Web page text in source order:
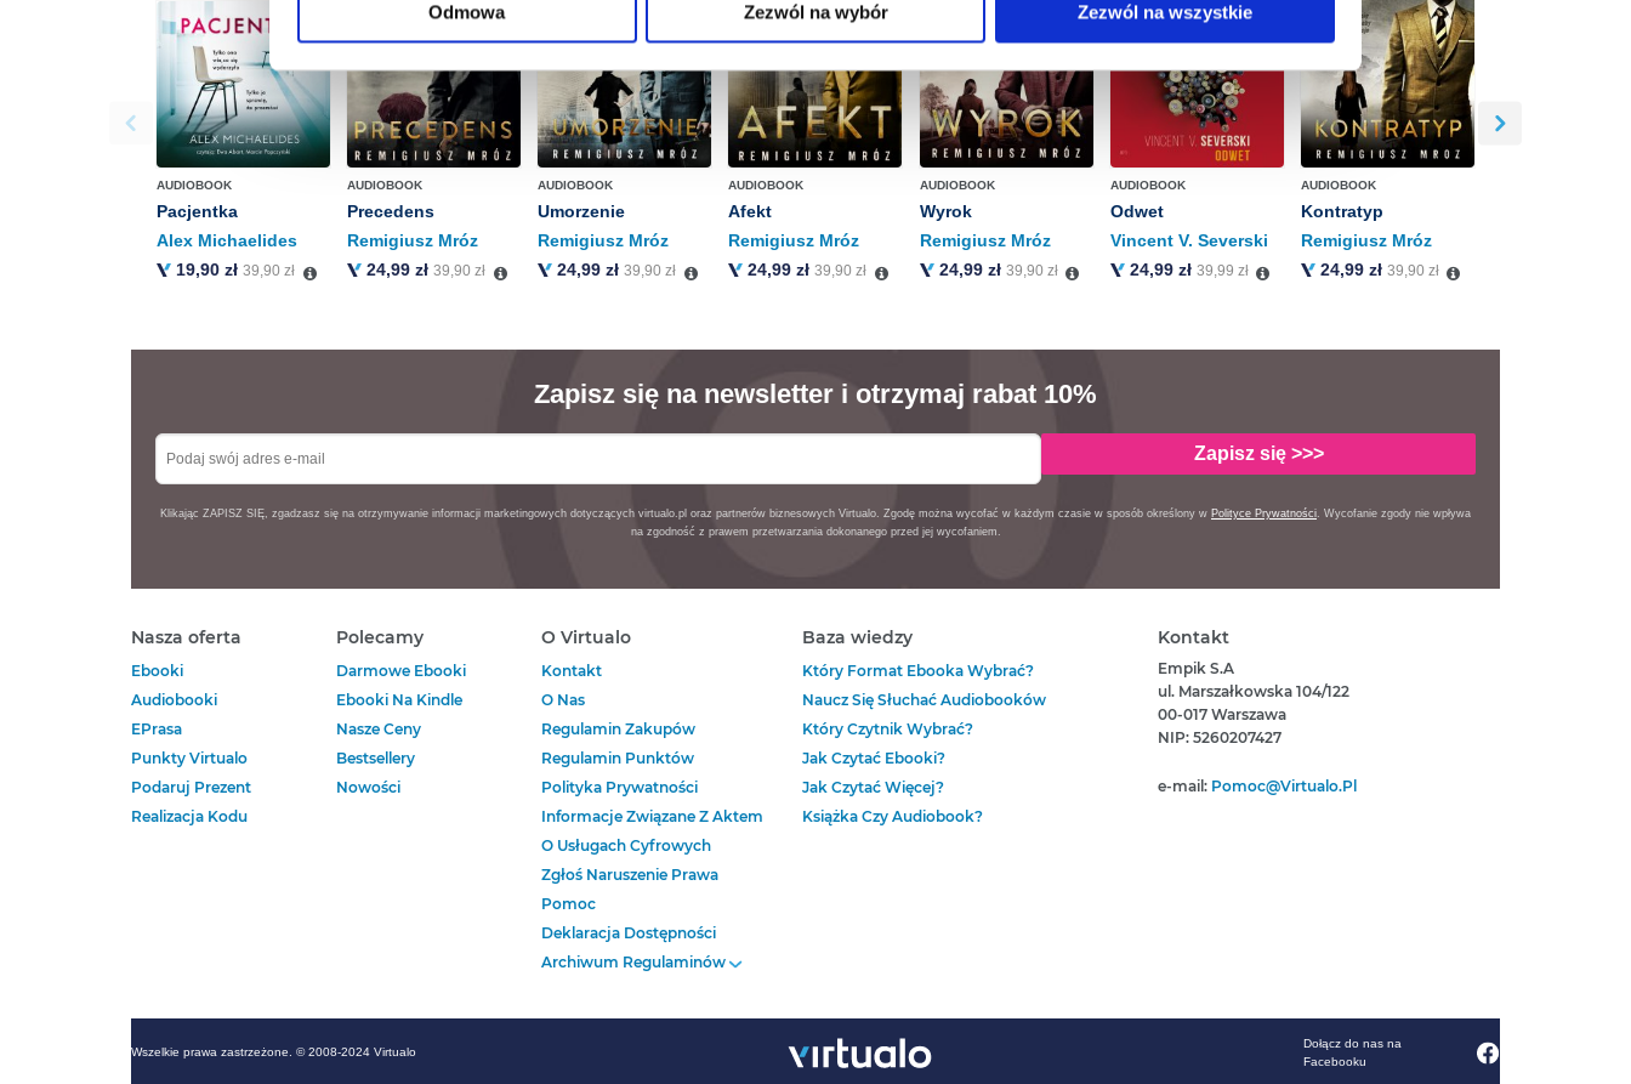
o przysługujących Ci uprawnieniach, znajdziesz w naszejPolityce prywatności
Odmowa Zezwól na wybór Zezwól na wszystkie
AUDIOBOOK
Pacjentka
Alex Michaelides
19,90 zł 39,90 zł
AUDIOBOOK
Precedens
Remigiusz Mróz
24,99 zł39,90 zł
AUDIOBOOK
Umorzenie
Remigiusz Mróz
24,99 zł39,90 zł
AUDIOBOOK
Afekt
Remigiusz Mróz
24,99 zł39,90 zł
AUDIOBOOK
Wyrok
Remigiusz Mróz
24,99 zł 39,90 zł
AUDIOBOOK
Odwet
Vincent V. Severski
24,99 zł 39,99 zł
AUDIOBOOK
Kontratyp
Remigiusz Mróz
24,99 zł 39,90 zł
Zapisz się na newsletter i otrzymaj rabat 10%
Zapisz się >>>
Klikając ZAPISZ SIĘ, zgadzasz się na otrzymywanie informacji marketingowych dotyczących virtualo.pl oraz partnerów biznesowych Virtualo. Zgodę można wycofać w każdym czasie w sposób określony w Polityce Prywatności. Wycofanie zgody nie wpływa
na zgodność z prawem przetwarzania dokonanego przed jej wycofaniem.
Nasza oferta
Ebooki
Audiobooki
EPrasa
Punkty Virtualo
Podaruj Prezent
Realizacja Kodu
Polecamy
Darmowe Ebooki
Ebooki Na Kindle
Nasze Ceny
Bestsellery
Nowości
O Virtualo
Kontakt
O Nas
Regulamin Zakupów
Regulamin Punktów
Polityka Prywatności
Informacje Związane Z Aktem
O Usługach Cyfrowych
Zgłoś Naruszenie Prawa
Pomoc
Deklaracja Dostępności
Archiwum Regulaminów
Baza wiedzy
Który Format Ebooka Wybrać?
Naucz Się Słuchać Audiobooków
Który Czytnik Wybrać?
Jak Czytać Ebooki?
Jak Czytać Więcej?
Książka Czy Audiobook?
Kontakt
Empik S.A
ul. Marszałkowska 104/122
00-017 Warszawa
NIP: 5260207427
e-mail: Pomoc@virtualo.pl
Wszelkie prawa zastrzeżone. © 2008-2024 Virtualo
Dołącz do nas na
Facebooku